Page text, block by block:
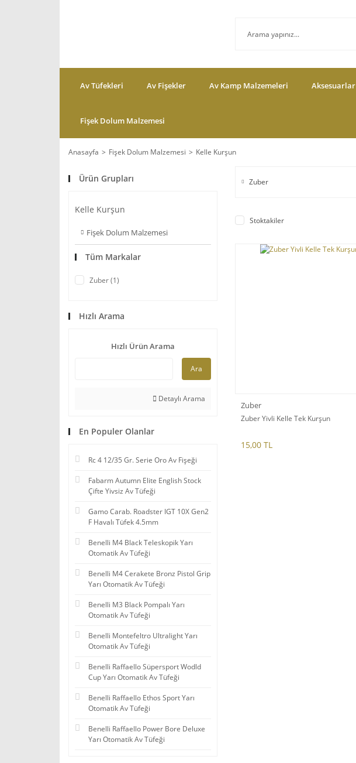
Av Tüfekleri Av Fişekler Av Kamp Malzemeleri Aksesuarlar
Fişek Dolum Malzemesi
Anasayfa Fişek Dolum Malzemesi Kelle Kurşun
Ürün Grupları
Kelle Kurşun
Fişek Dolum Malzemesi
Tüm Markalar
Zuber (1)
Hızlı Arama
Hızlı Ürün Arama
Ara
Detaylı Arama
En Populer Olanlar
Rc 4 12/35 Gr. Serie Oro Av Fişeği
Fabarm Autumn Elite English Stock
Çifte Yivsiz Av Tüfeği
Gamo Carab. Roadster IGT 10X Gen2
F Havalı Tüfek 4.5mm
Benelli M4 Black Teleskopik Yarı
Otomatik Av Tüfeği
Benelli M4 Cerakete Bronz Pistol Grip
Yarı Otomatik Av Tüfeği
Benelli M3 Black Pompalı Yarı
Otomatik Av Tüfeği
Benelli Montefeltro Ultralight Yarı
Otomatik Av Tüfeği
Benelli Raffaello Süpersport Wodld
Cup Yarı Otomatik Av Tüfeği
Benelli Raffaello Ethos Sport Yarı
Otomatik Av Tüfeği
Benelli Raffaello Power Bore Deluxe
Yarı Otomatik Av Tüfeği
Zuber
Stoktakiler
Zuber
Zuber Yivli Kelle Tek Kurşun
15,00 TL